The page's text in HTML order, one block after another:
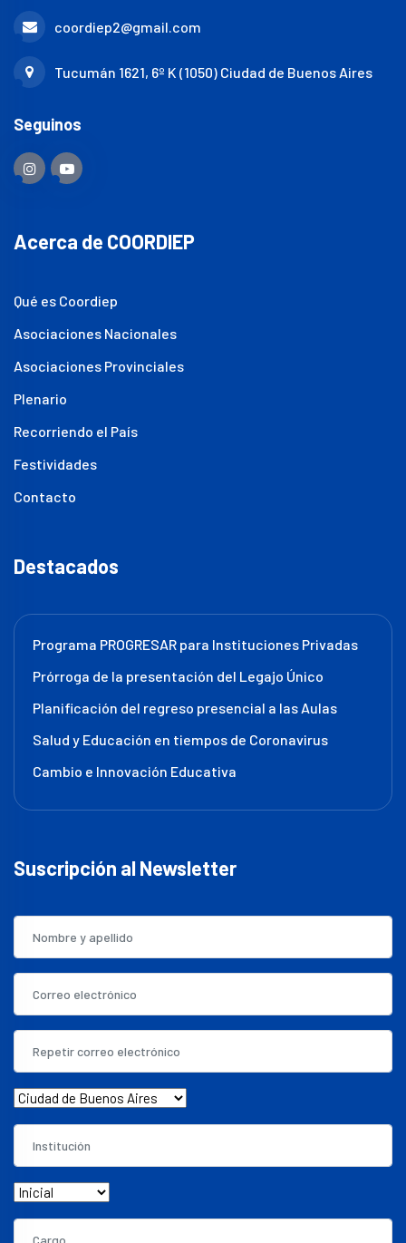
coordiep2@gmail.com
Tucumán 1621, 6º K (1050) Ciudad de Buenos Aires
Seguinos
Acerca de COORDIEP
Qué es Coordiep
Asociaciones Nacionales
Asociaciones Provinciales
Plenario
Recorriendo el País
Festividades
Contacto
Destacados
Programa PROGRESAR para Instituciones Privadas
Prórroga de la presentación del Legajo Único
Planificación del regreso presencial a las Aulas
Salud y Educación en tiempos de Coronavirus
Cambio e Innovación Educativa
Suscripción al Newsletter